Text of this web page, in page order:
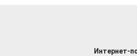
Интернет-